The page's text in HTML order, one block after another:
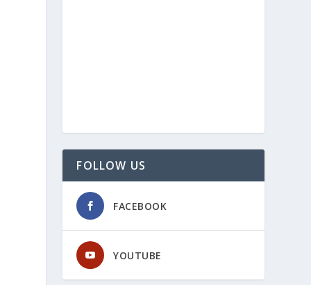
FOLLOW US
FACEBOOK
YOUTUBE